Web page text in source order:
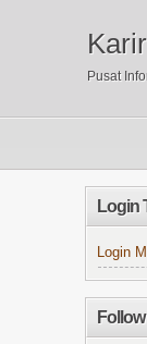
Pusat
Login
Login